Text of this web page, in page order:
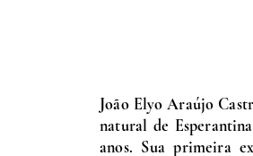
João Elyo Araújo
natural de
anos. Sua primeira